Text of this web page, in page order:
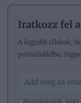
Iratkozz fel
A legjobb cikkek,
postaládádba,
Hozzájárulok,